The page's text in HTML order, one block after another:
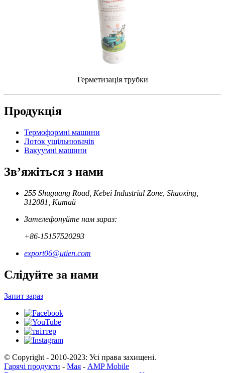
Герметизація трубки
Продукція
Термоформні машини
Лоток ущільнювачів
Вакуумні машини
Зв’яжіться з нами
255 Shuguang Road, Kebei Industrial Zone, Shaoxing,
312081, Китай
Зателефонуйте нам зараз:
+86-15157520293
export06@utien.com
Слідуйте за нами
Запит зараз
© Copyright - 2010-2023: Усі права захищені.
Гарячі продукти - Мая - AMP Mobile